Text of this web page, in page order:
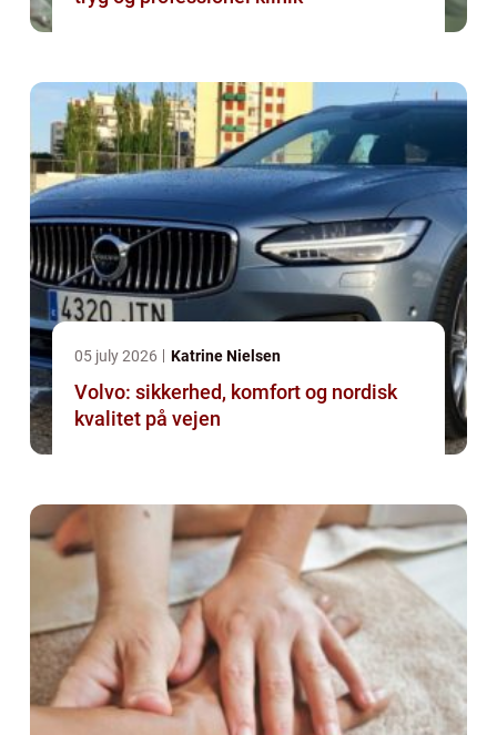
05 july 2026 Katrine Nielsen
Volvo: sikkerhed, komfort og nordisk
kvalitet på vejen